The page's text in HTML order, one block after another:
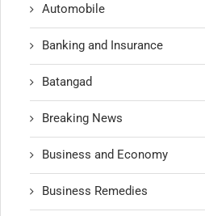
Automobile
Banking and Insurance
Batangad
Breaking News
Business and Economy
Business Remedies